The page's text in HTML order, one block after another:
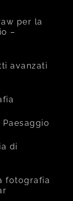
per la
–
avanzati
di
fotografia